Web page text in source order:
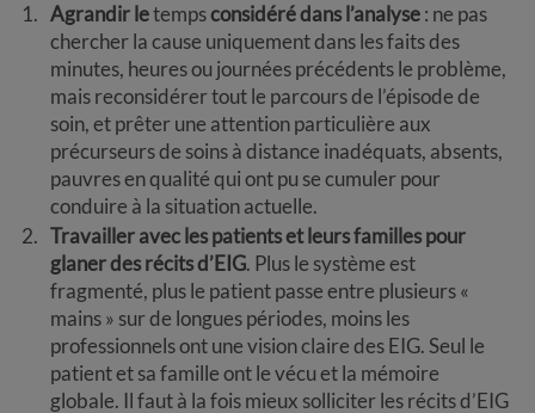
Agrandir letempsconsidéré dans l’analyse: ne pas
chercher la cause uniquement dans les faits des
minutes, heures ou journées précédents le problème,
mais reconsidérer tout le parcours de l’épisode de
soin, et prêter une attention particulière aux
précurseurs de soins à distance inadéquats, absents,
pauvres en qualité qui ont pu se cumuler pour
conduire à la situation actuelle.
Travailler avec les patients et leurs familles pour
glaner des récits d’EIG. Plus le système est
fragmenté, plus le patient passe entre plusieurs «
mains » sur de longues périodes, moins les
professionnels ont une vision claire des EIG. Seul le
patient et sa famille ont le vécu et la mémoire
globale. Il faut à la fois mieux solliciter les récits d’EIG